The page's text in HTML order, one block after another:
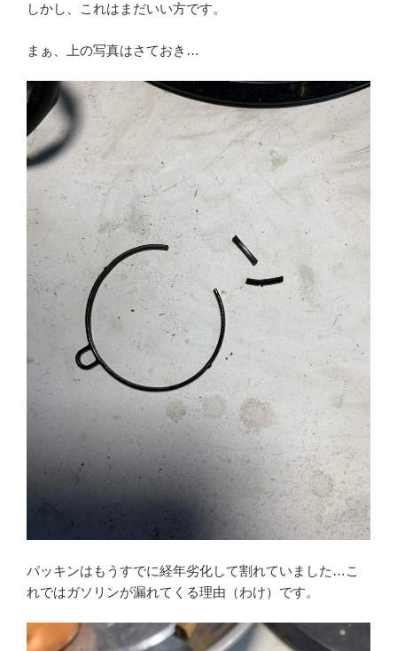
しかし、これはまだいい方です。
まぁ、上の写真はさておき…
パッキンはもうすでに経年劣化して割れていました…こ
れではガソリンが漏れてくる理由（わけ）です。